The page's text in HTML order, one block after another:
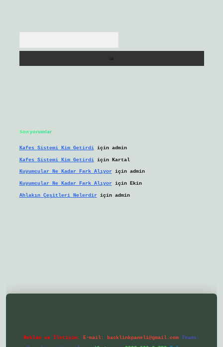
Son yorumlar
Kafes Sistemi Kim Getirdiiçin admin
Kafes Sistemi Kim Getirdiiçin Kartal
Kuyumcular Ne Kadar Fark Alıyoriçin admin
Kuyumcular Ne Kadar Fark Alıyoriçin Ekin
Ahlakın Çeşitleri Nelerdiriçin admin
Reklam ve İletişim: E-mail: backlinkpaneli@gmail.com Teams: